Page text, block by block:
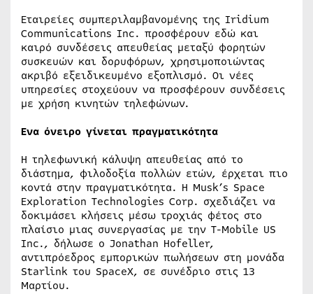
Εταιρείες συμπεριλαμβανομένης της Iridium
Communications Inc. προσφέρουν εδώ και
καιρό συνδέσεις απευθείας μεταξύ φορητών
συσκευών και δορυφόρων, χρησιμοποιώντας
ακριβό εξειδικευμένο εξοπλισμό. Οι νέες
υπηρεσίες στοχεύουν να προσφέρουν συνδέσεις
με χρήση κινητών τηλεφώνων.
Ενα όνειρο γίνεται πραγματικότητα
Η τηλεφωνική κάλυψη απευθείας από το
διάστημα, φιλοδοξία πολλών ετών, έρχεται πιο
κοντά στην πραγματικότητα. Η Musk’s Space
Exploration Technologies Corp. σχεδιάζει να
δοκιμάσει κλήσεις μέσω τροχιάς φέτος στο
πλαίσιο μιας συνεργασίας με την T-Mobile US
Inc., δήλωσε ο Jonathan Hofeller,
αντιπρόεδρος εμπορικών πωλήσεων στη μονάδα
Starlink του SpaceX, σε συνέδριο στις 13
Μαρτίου.